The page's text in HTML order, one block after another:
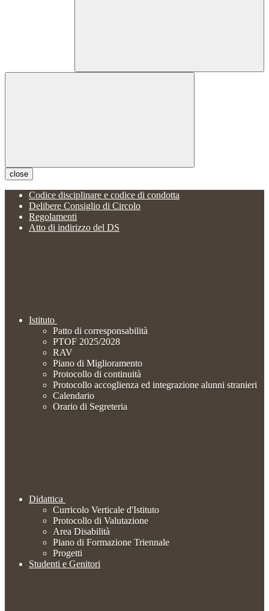
close
Codice disciplinare e codice di condotta
Delibere Consiglio di Circolo
Regolamenti
Atto di indirizzo del DS
Istituto
Patto di corresponsabilità
PTOF 2025/2028
RAV
Piano di Miglioramento
Protocollo di continuità
Protocollo accoglienza ed integrazione alunni stranieri
Calendario
Orario di Segreteria
Didattica
Curricolo Verticale d'Istituto
Protocollo di Valutazione
Area Disabilità
Piano di Formazione Triennale
Progetti
Studenti e Genitori